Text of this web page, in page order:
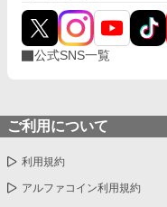
公式SNS一覧
ご利用について
利用規約
アルファコイン利用規約